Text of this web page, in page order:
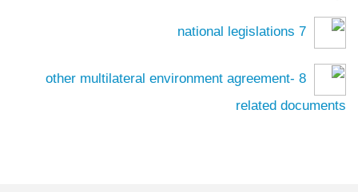
7
8
other multilateral environment agreement-
related documents